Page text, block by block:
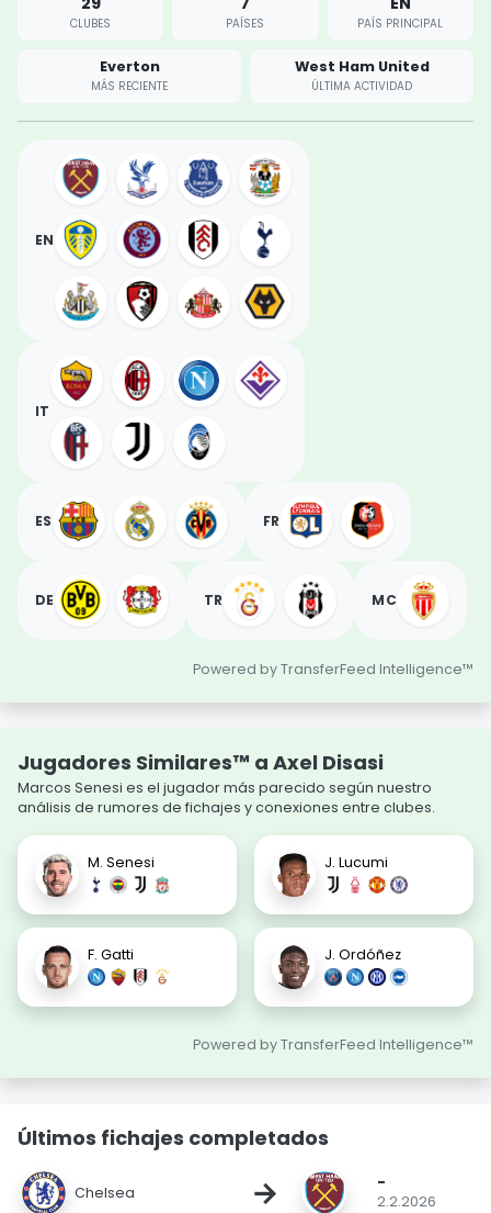
CLUBES PAÍSES PAÍS PRINCIPAL
Everton
MÁS RECIENTE
West Ham United
ÚLTIMA ACTIVIDAD
EN
IT
ES FR
DE TR MC
Powered by TransferFeed Intelligence™
Jugadores Similares™ a Axel Disasi
Marcos Senesi es el jugador más parecido según nuestro
análisis de rumores de fichajes y conexiones entre clubes.
M. Senesi J. Lucumi
F. Gatti J. Ordóñez
Powered by TransferFeed Intelligence™
Últimos fichajes completados
Chelsea → -
2.2.2026